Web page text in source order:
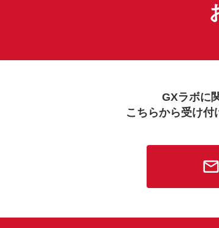
GXラボに
こちらから受け付